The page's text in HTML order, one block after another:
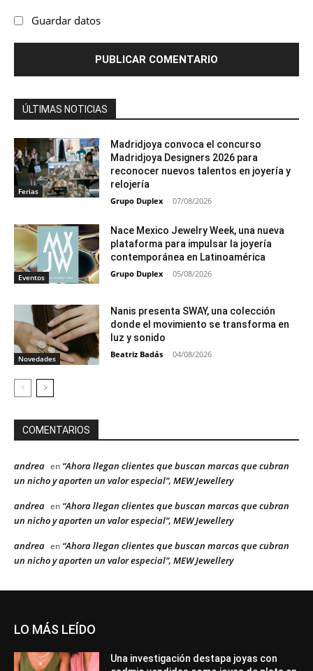
Guardar datos
ÚLTIMAS NOTICIAS
Ferias
Madridjoya convoca el concurso
Madridjoya Designers 2026 para
reconocer nuevos talentos en joyería y
relojería
Grupo Duplex - 07/08/2026
Eventos
Nace Mexico Jewelry Week, una nueva
plataforma para impulsar la joyería
contemporánea en Latinoamérica
Grupo Duplex - 05/08/2026
Novedades
Nanis presenta SWAY, una colección
donde el movimiento se transforma en
luz y sonido
Beatriz Badás - 04/08/2026
COMENTARIOS
andrea en “Ahora llegan clientes que buscan marcas que cubran
un nicho y aporten un valor especial”, MEW Jewellery
andrea en “Ahora llegan clientes que buscan marcas que cubran
un nicho y aporten un valor especial”, MEW Jewellery
andrea en “Ahora llegan clientes que buscan marcas que cubran
un nicho y aporten un valor especial”, MEW Jewellery
LO MÁS LEÍDO
Una investigación destapa joyas con